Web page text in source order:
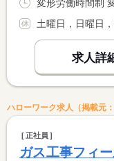
土曜日，日曜日
求人詳
ハローワーク求人（掲載元
正社員
ガス工事フィ